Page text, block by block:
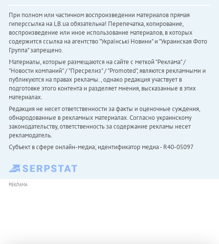
При полном или частичном воспроизведении материалов прямая
гиперссылка на LB.ua обязательна! Перепечатка, копирование,
воспроизведение или иное использование материалов, в которых
содержится ссылка на агентство "Українськi Новини" и "Украинская Фото
Группа" запрещено.
Материалы, которые размещаются на сайте с меткой "Реклама" /
"Новости компаний" / "Пресрелиз" / "Promoted", являются рекламными и
публикуются на правах рекламы. , однако редакция участвует в
подготовке этого контента и разделяет мнения, высказанные в этих
материалах.
Редакция не несет ответственности за факты и оценочные суждения,
обнародованные в рекламных материалах. Согласно украинскому
законодательству, ответственность за содержание рекламы несет
рекламодатель.
Субъект в сфере онлайн-медиа; идентификатор медиа - R40-05097
РЕКЛАМА